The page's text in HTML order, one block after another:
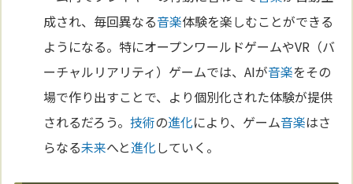
成され、毎回異なる音楽体験を楽しむことができる
ようになる。特にオープンワールドゲームやVR（バ
ーチャルリアリティ）ゲームでは、AIが音楽をその
場で作り出すことで、より個別化された体験が提供
されるだろう。技術の進化により、ゲーム音楽はさ
らなる未来へと進化していく。